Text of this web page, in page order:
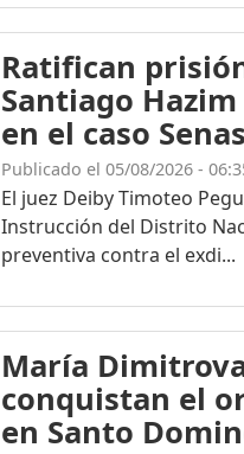
Ratifican
Santiago
en el caso
Publicado el 05/08/2026 -
El juez Deiby Timoteo
Instrucción del Distrito
preventiva contra el exdi...
María
conquistan el
en Santo